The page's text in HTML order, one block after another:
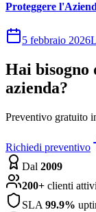
Proteggere
5 febbraio 2026
Hai bisogno
azienda?
Preventivo gratuito
Richiedi preventivo
Dal 2009
200+ clienti attivi
SLA 99.9%